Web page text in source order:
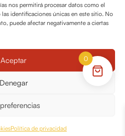
nos permitirá procesar datos como el
identificaciones únicas en este sitio. No
puede afectar negativamente a ciertas
Aceptar
Denegar
Política de privacidad
los derechos reservados
0